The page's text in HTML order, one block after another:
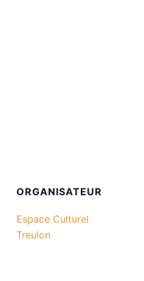
ORGANISATEUR
Espace Culturel
Treulon